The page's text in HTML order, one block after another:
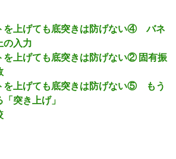
を上げても底突きは防げない④ バネ
の入力
を上げても底突きは防げない② 固有振
を上げても底突きは防げない⑤ もう
突き上げ」